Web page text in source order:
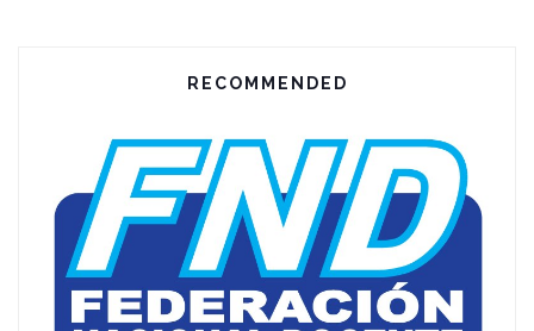
RECOMMENDED